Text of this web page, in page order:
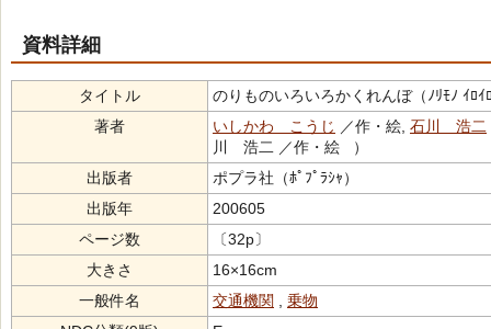
資料詳細
タイトル
のりものいろいろかくれんぼ（ﾉﾘﾓﾉ ｲﾛｲ
著者
いしかわ こうじ ／作・絵, 石川 浩二
川 浩二 ／作・絵 ）
出版者
ポプラ社（ﾎﾟﾌﾟﾗｼｬ）
出版年
200605
ページ数
〔32p〕
大きさ
16×16cm
一般件名
交通機関
乗物